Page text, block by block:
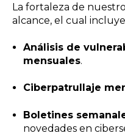
La fortaleza de
alcance, el cual
Análisis de
mensuales.
Ciberpatrullaje
Boletines
novedades en